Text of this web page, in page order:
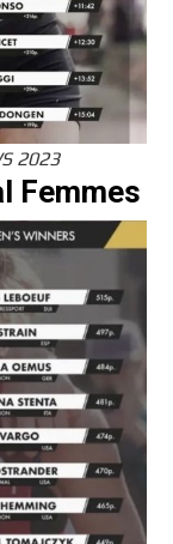
2023
Femmes